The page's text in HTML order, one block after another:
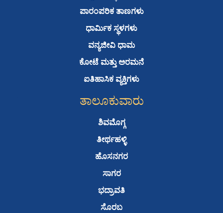
ಪಾರಂಪರಿಕ ತಾಣಗಳು
ಧಾರ್ಮಿಕ ಸ್ಥಳಗಳು
ವನ್ಯಜೀವಿ ಧಾಮ
ಕೋಟೆ ಮತ್ತು ಅರಮನೆ
ಐತಿಹಾಸಿಕ ವ್ಯಕ್ತಿಗಳು
ತಾಲೂಕುವಾರು
ಶಿವಮೊಗ್ಗ
ತೀರ್ಥಹಳ್ಳಿ
ಹೊಸನಗರ
ಸಾಗರ
ಭದ್ರಾವತಿ
ಸೊರಬ